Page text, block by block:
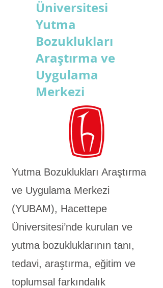
Üniversitesi
Yutma
Bozuklukları
Araştırma ve
Uygulama
Merkezi
Yutma Bozuklukları Araştırma
ve Uygulama Merkezi
(YUBAM), Hacettepe
Üniversitesi’nde kurulan ve
yutma bozukluklarının tanı,
tedavi, araştırma, eğitim ve
toplumsal farkındalık